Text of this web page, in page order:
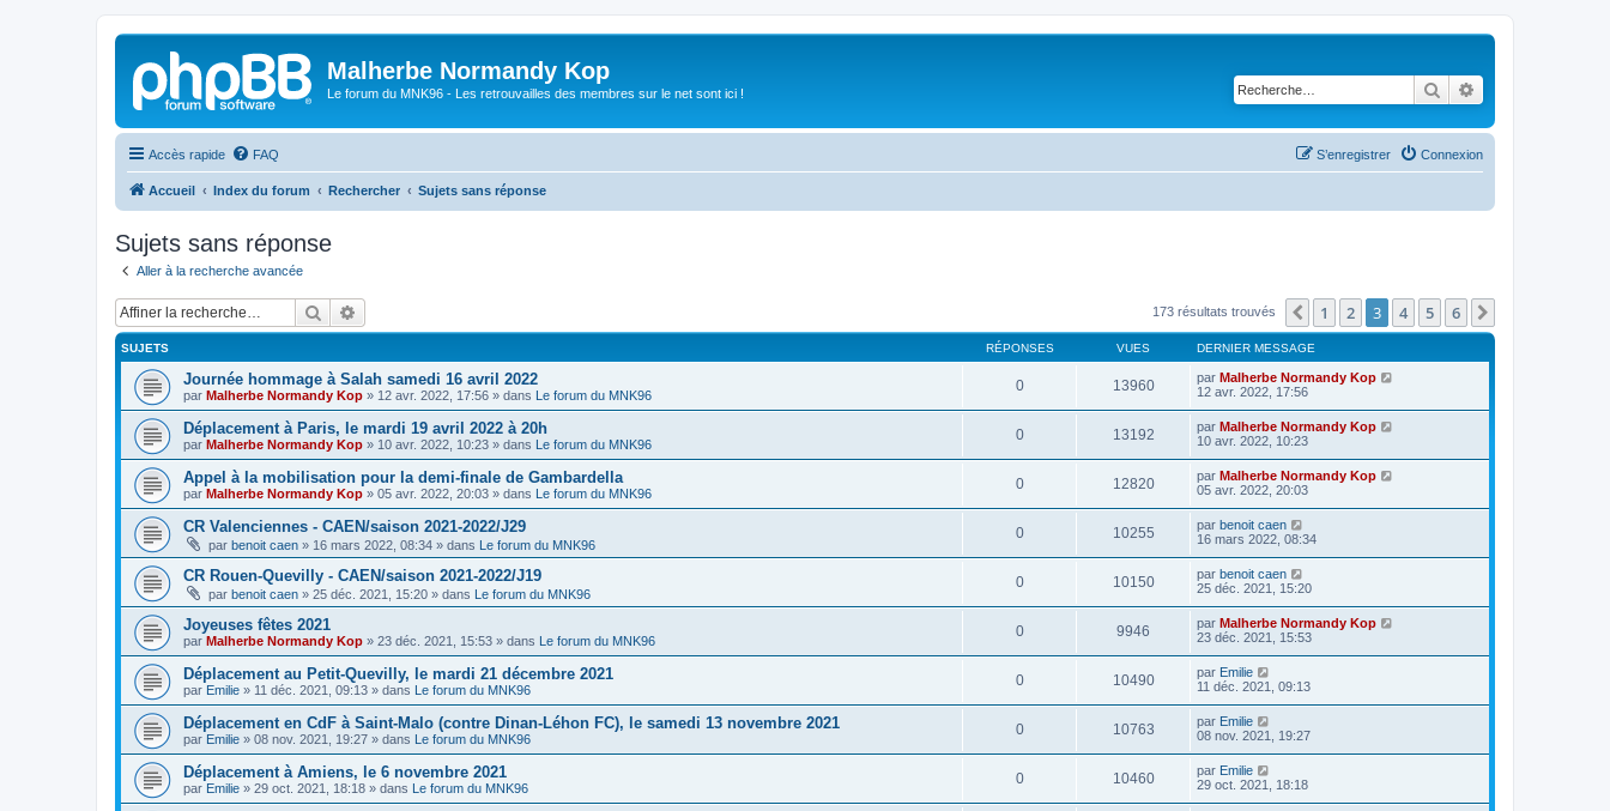
Malherbe Normandy Kop
Le forum du MNK96 - Les retrouvailles des membres sur le net sont ici ! Rechercher
Accès rapide FAQ Connexion
S’enregistrer
Accueil Index du forum Rechercher Sujets sans réponse
Sujets sans réponse
Aller à la recherche avancée
Rechercher 173 résultats trouvés Précédente
1 2 3 4 5 6
SUJETS RÉPONSES VUES DERNIER MESSAGE
Journée hommage à Salah samedi 16 avril 2022
par Malherbe Normandy Kop » 12 avr. 2022, 17:56 » dans Le forum du MNK96
0 13960 par Malherbe Normandy Kop
12 avr. 2022, 17:56
Déplacement à Paris, le mardi 19 avril 2022 à 20h
par Malherbe Normandy Kop » 10 avr. 2022, 10:23 » dans Le forum du MNK96
0 13192 par Malherbe Normandy Kop
10 avr. 2022, 10:23
Appel à la mobilisation pour la demi-finale de Gambardella
par Malherbe Normandy Kop » 05 avr. 2022, 20:03 » dans Le forum du MNK96
0 12820 par Malherbe Normandy Kop
05 avr. 2022, 20:03
CR Valenciennes - CAEN/saison 2021-2022/J29
par benoit caen » 16 mars 2022, 08:34 » dans Le forum du MNK96
0 10255 par benoit caen
16 mars 2022, 08:34
CR Rouen-Quevilly - CAEN/saison 2021-2022/J19
par benoit caen » 25 déc. 2021, 15:20 » dans Le forum du MNK96
0 10150 par benoit caen
25 déc. 2021, 15:20
Joyeuses fêtes 2021
par Malherbe Normandy Kop » 23 déc. 2021, 15:53 » dans Le forum du MNK96
0 9946 par Malherbe Normandy Kop
23 déc. 2021, 15:53
Déplacement au Petit-Quevilly, le mardi 21 décembre 2021
par Emilie » 11 déc. 2021, 09:13 » dans Le forum du MNK96
0 10490 par Emilie
11 déc. 2021, 09:13
Déplacement en CdF à Saint-Malo (contre Dinan-Léhon FC), le samedi 13 novembre 2021
par Emilie » 08 nov. 2021, 19:27 » dans Le forum du MNK96
0 10763 par Emilie
08 nov. 2021, 19:27
Déplacement à Amiens, le 6 novembre 2021
par Emilie » 29 oct. 2021, 18:18 » dans Le forum du MNK96
0 10460 par Emilie
29 oct. 2021, 18:18